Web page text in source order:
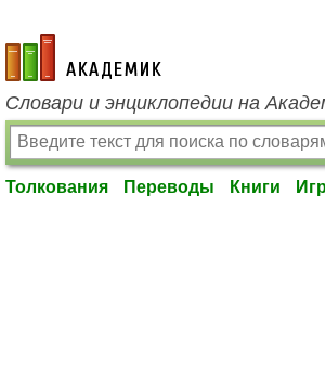
academic.ru
Словари и энциклопедии на
Толкования Переводы Книги